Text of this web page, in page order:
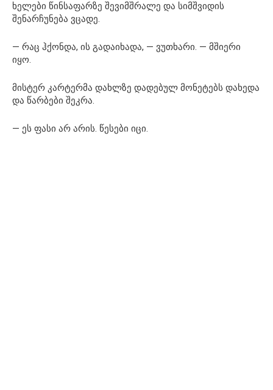
ხელები წინსაფარზე შევიმშრალე და სიმშვიდის
შენარჩუნება ვცადე.
— რაც ჰქონდა, ის გადაიხადა, — ვუთხარი. — მშიერი
იყო.
მისტერ კარტერმა დახლზე დადებულ მონეტებს დახედა
და წარბები შეკრა.
— ეს ფასი არ არის. წესები იცი.